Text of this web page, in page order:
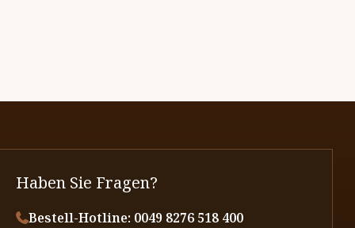
Haben Sie Fragen?
Bestell-Hotline: 0049 8276 518 400